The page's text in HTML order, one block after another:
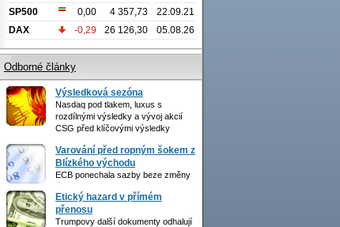
SP500
0,00 4 357,73
22.09.21
DAX
-0,29 26 126,30 05.08.26
Odborné články
Výsledková sezóna
Nasdaq pod tlakem, luxus s
rozdílnými výsledky a vývoj akcií
CSG před klíčovými výsledky
Varování před ropným šokem z
Blízkého východu
ECB ponechala sazby beze změny
Etický hazard v přímém
přenosu
Trumpovy další dokumenty odhalují